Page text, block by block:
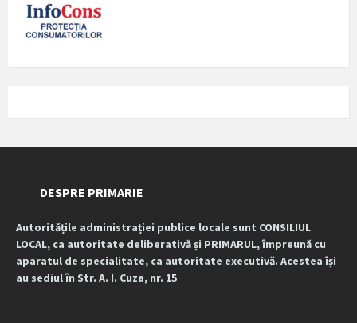
DESPRE PRIMARIE
Autoritățile administrației publice locale sunt CONSILIUL
LOCAL, ca autoritate deliberativă și PRIMARUL, împreună cu
aparatul de specialitate, ca autoritate executivă. Acestea își
au sediul în Str. A. I. Cuza, nr. 15